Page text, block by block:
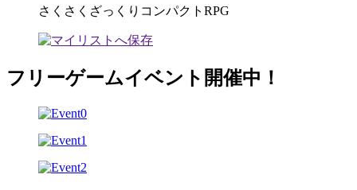
さくさくざっくりコンパクトRPG
フリーゲームイベント開催中！